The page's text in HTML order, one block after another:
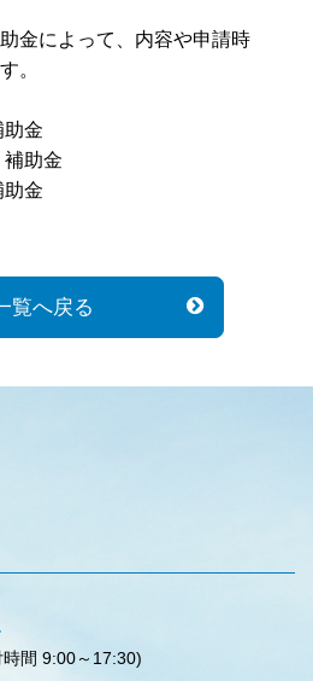
金によって、内容や申請時
。
助金
補助金
助金
覧へ戻る
ター
時間 9:00～17:30)